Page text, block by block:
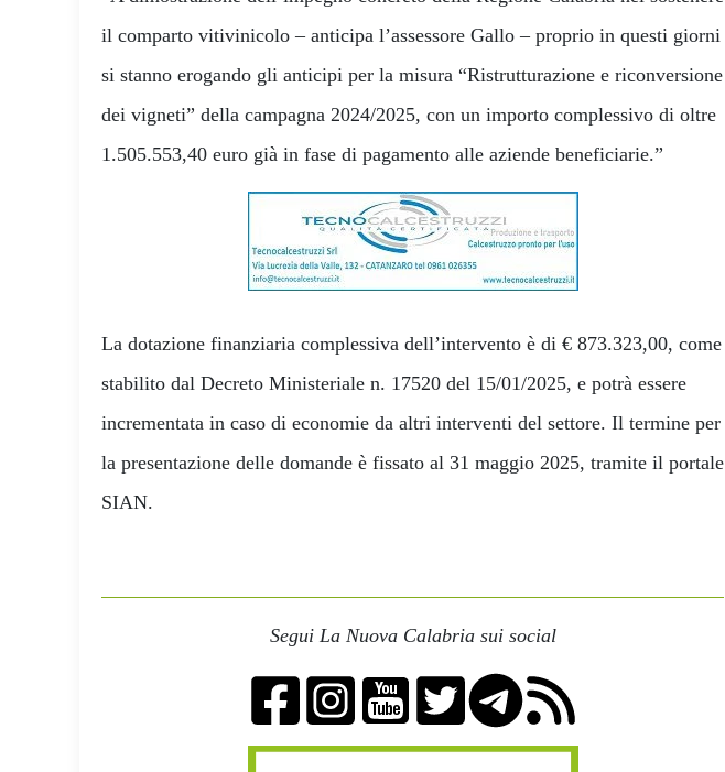
il comparto vitivinicolo – anticipa l’assessore Gallo – proprio in questi giorni
si stanno erogando gli anticipi per la misura “Ristrutturazione e riconversione
dei vigneti” della campagna 2024/2025, con un importo complessivo di oltre
1.505.553,40 euro già in fase di pagamento alle aziende beneficiarie.”
La dotazione finanziaria complessiva dell’intervento è di € 873.323,00, come
stabilito dal Decreto Ministeriale n. 17520 del 15/01/2025, e potrà essere
incrementata in caso di economie da altri interventi del settore. Il termine per
la presentazione delle domande è fissato al 31 maggio 2025, tramite il portale
SIAN.
Segui La Nuova Calabria sui social